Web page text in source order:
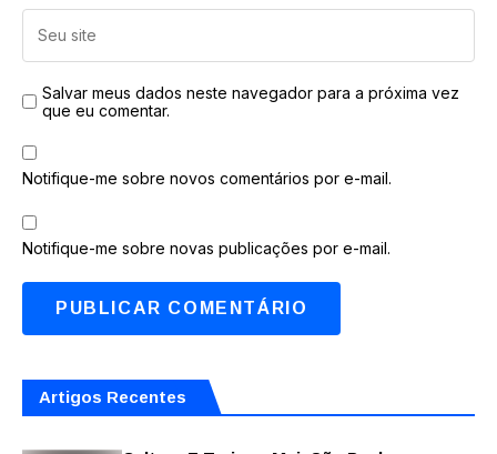
Salvar meus dados neste navegador para a próxima vez
que eu comentar.
Notifique-me sobre novos comentários por e-mail.
Notifique-me sobre novas publicações por e-mail.
Artigos Recentes